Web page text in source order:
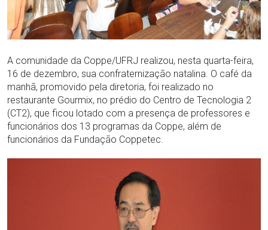
A comunidade da Coppe/UFRJ realizou, nesta quarta-feira,
16 de dezembro, sua confraternização natalina. O café da
manhã, promovido pela diretoria, foi realizado no
restaurante Gourmix, no prédio do Centro de Tecnologia 2
(CT2), que ficou lotado com a presença de professores e
funcionários dos 13 programas da Coppe, além de
funcionários da Fundação Coppetec.